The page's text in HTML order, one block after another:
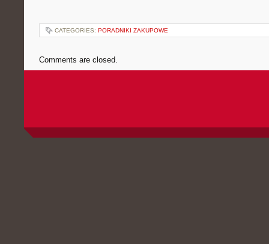
CATEGORIES: PORADNIKI ZAKUPOWE
Comments are closed.